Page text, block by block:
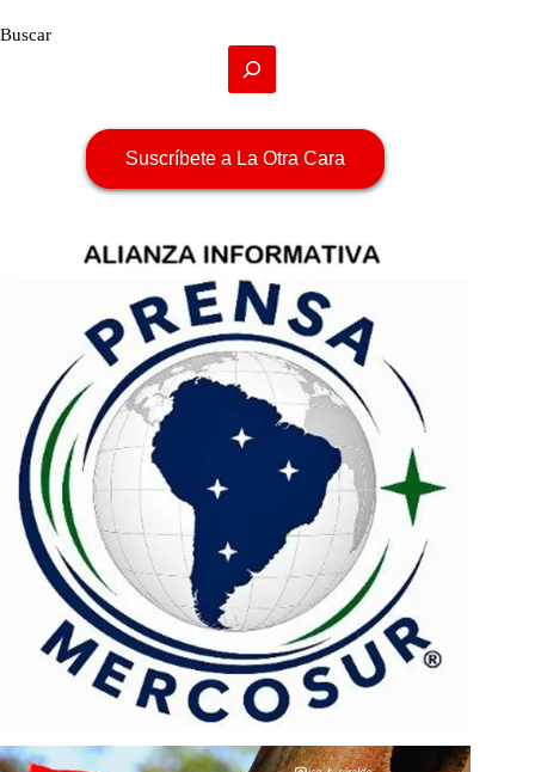
Buscar
Suscríbete a La Otra Cara